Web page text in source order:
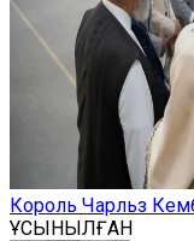
Король Чарльз
ҰСЫНЫЛҒАН